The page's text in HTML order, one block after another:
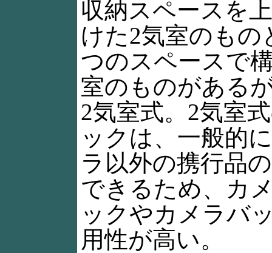
収納スペースを
けた2気室のもの
つのスペースで
室のものがある
2気室式。2気室
ックは、一般的
ラ以外の携行品
できるため、カ
ックやカメラバ
用性が高い。